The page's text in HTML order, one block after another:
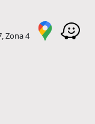
Zona 4